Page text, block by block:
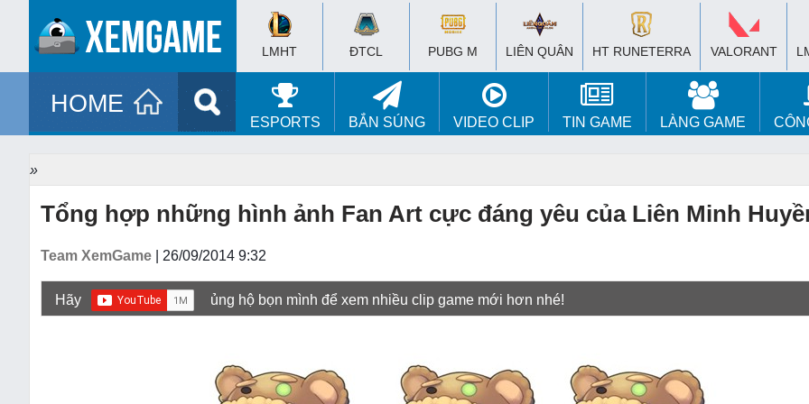
LMHT ĐTCL PUBG M LIÊN QUÂN HT RUNETERRA VALORANT
HOME
ESPORTS BẮN SÚNG VIDEO CLIP TIN GAME LÀNG GAME
»
Tổng hợp những hình ảnh Fan Art cực đáng yêu của Liên Minh
Team XemGame | 26/09/2014 9:32
Hãy ủng hộ bọn mình để xem nhiều clip game mới hơn nhé!